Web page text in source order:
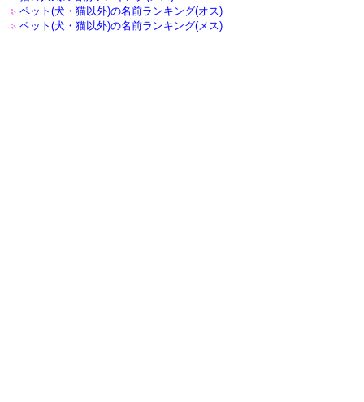
ペット(犬・猫以外)の名前ランキング(オス)
ペット(犬・猫以外)の名前ランキング(メス)